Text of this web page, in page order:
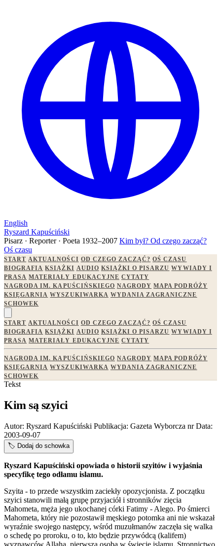
English
Ryszard Kapuściński
Pisarz · Reporter · Poeta 1932–2007 Kim był? Od czego zacząć?
Oś czasu
START AKTUALNOŚCI OD CZEGO ZACZĄĆ? OŚ CZASU
BIOGRAFIA KSIĄŻKI AUDIO KSIĄŻKI O PISARZU WYWIADY I
PRASA MATERIAŁY EDUKACYJNE CYTATY
NAGRODA IM. KAPUŚCIŃSKIEGO NAGRODY MAPA PODRÓŻY
KSIĘGARNIA WYSZUKIWARKA WYDANIA ZAGRANICZNE
SCHOWEK
START AKTUALNOŚCI OD CZEGO ZACZĄĆ? OŚ CZASU
BIOGRAFIA KSIĄŻKI AUDIO KSIĄŻKI O PISARZU WYWIADY I
PRASA MATERIAŁY EDUKACYJNE CYTATY
NAGRODA IM. KAPUŚCIŃSKIEGO NAGRODY MAPA PODRÓŻY
KSIĘGARNIA WYSZUKIWARKA WYDANIA ZAGRANICZNE
SCHOWEK
Tekst
Kim są szyici
Autor: Ryszard Kapuściński Publikacja: Gazeta Wyborcza nrData:
2003-09-07
🏷️ Dodaj do schowka
Ryszard Kapuściński opowiada o historii szyitów i wyjaśnia
specyfikę tego odłamu islamu.
Szyita - to przede wszystkim zaciekły opozycjonista. Z początku
szyici stanowili małą grupę przyjaciół i stronników zięcia
Mahometa, męża jego ukochanej córki Fatimy - Alego. Po śmierci
Mahometa, który nie pozostawił męskiego potomka ani nie wskazał
wyraźnie swojego następcy, wśród muzułmanów zaczęła się walka
o schedę po proroku, o to, kto będzie przywódcą (kalifem)
wyznawców Allaha, pierwszą osobą w świecie islamu. Stronnictwo